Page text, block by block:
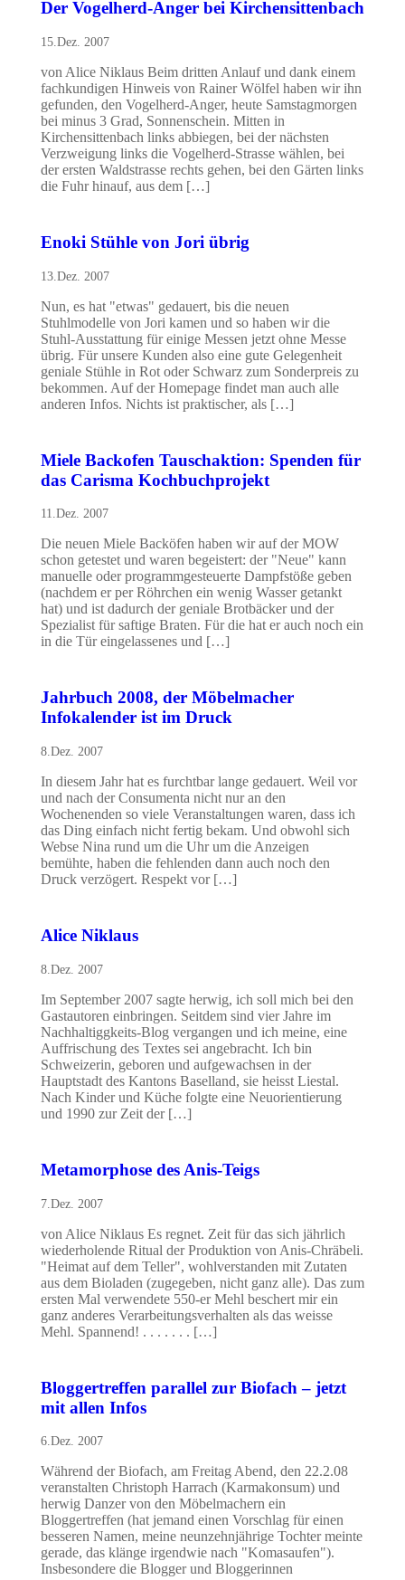
Der Vogelherd-Anger bei Kirchensittenbach
15.Dez. 2007
von Alice Niklaus Beim dritten Anlauf und dank einem
fachkundigen Hinweis von Rainer Wölfel haben wir ihn
gefunden, den Vogelherd-Anger, heute Samstagmorgen
bei minus 3 Grad, Sonnenschein. Mitten in
Kirchensittenbach links abbiegen, bei der nächsten
Verzweigung links die Vogelherd-Strasse wählen, bei
der ersten Waldstrasse rechts gehen, bei den Gärten links
die Fuhr hinauf, aus dem […]
Enoki Stühle von Jori übrig
13.Dez. 2007
Nun, es hat "etwas" gedauert, bis die neuen
Stuhlmodelle von Jori kamen und so haben wir die
Stuhl-Ausstattung für einige Messen jetzt ohne Messe
übrig. Für unsere Kunden also eine gute Gelegenheit
geniale Stühle in Rot oder Schwarz zum Sonderpreis zu
bekommen. Auf der Homepage findet man auch alle
anderen Infos. Nichts ist praktischer, als […]
Miele Backofen Tauschaktion: Spenden für
das Carisma Kochbuchprojekt
11.Dez. 2007
Die neuen Miele Backöfen haben wir auf der MOW
schon getestet und waren begeistert: der "Neue" kann
manuelle oder programmgesteuerte Dampfstöße geben
(nachdem er per Röhrchen ein wenig Wasser getankt
hat) und ist dadurch der geniale Brotbäcker und der
Spezialist für saftige Braten. Für die hat er auch noch ein
in die Tür eingelassenes und […]
Jahrbuch 2008, der Möbelmacher
Infokalender ist im Druck
8.Dez. 2007
In diesem Jahr hat es furchtbar lange gedauert. Weil vor
und nach der Consumenta nicht nur an den
Wochenenden so viele Veranstaltungen waren, dass ich
das Ding einfach nicht fertig bekam. Und obwohl sich
Webse Nina rund um die Uhr um die Anzeigen
bemühte, haben die fehlenden dann auch noch den
Druck verzögert. Respekt vor […]
Alice Niklaus
8.Dez. 2007
Im September 2007 sagte herwig, ich soll mich bei den
Gastautoren einbringen. Seitdem sind vier Jahre im
Nachhaltiggkeits-Blog vergangen und ich meine, eine
Auffrischung des Textes sei angebracht. Ich bin
Schweizerin, geboren und aufgewachsen in der
Hauptstadt des Kantons Baselland, sie heisst Liestal.
Nach Kinder und Küche folgte eine Neuorientierung
und 1990 zur Zeit der […]
Metamorphose des Anis-Teigs
7.Dez. 2007
von Alice Niklaus Es regnet. Zeit für das sich jährlich
wiederholende Ritual der Produktion von Anis-Chräbeli.
"Heimat auf dem Teller", wohlverstanden mit Zutaten
aus dem Bioladen (zugegeben, nicht ganz alle). Das zum
ersten Mal verwendete 550-er Mehl beschert mir ein
ganz anderes Verarbeitungsverhalten als das weisse
Mehl. Spannend! . . . . . . . […]
Bloggertreffen parallel zur Biofach – jetzt
mit allen Infos
6.Dez. 2007
Während der Biofach, am Freitag Abend, den 22.2.08
veranstalten Christoph Harrach (Karmakonsum) und
herwig Danzer von den Möbelmachern ein
Bloggertreffen (hat jemand einen Vorschlag für einen
besseren Namen, meine neunzehnjährige Tochter meinte
gerade, das klänge irgendwie nach "Komasaufen").
Insbesondere die Blogger und Bloggerinnen